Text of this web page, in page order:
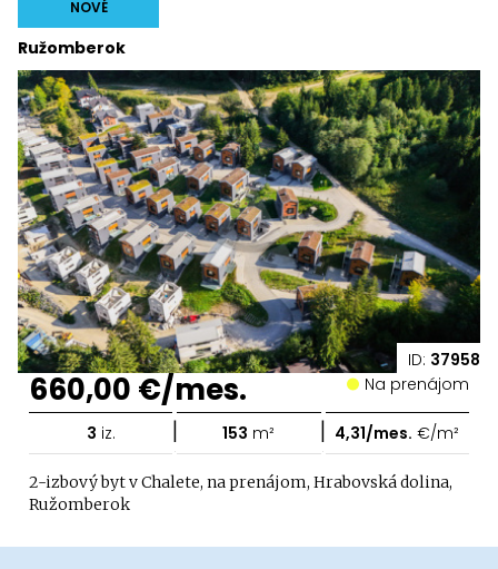
ID: 37958
Ružomberok
NOVÉ
660,00 €/mes. Na prenájom
3 iz. | 153 m² | 4,31/mes. €/m²
2-izbový byt v Chalete, na prenájom, Hrabovská dolina,
Ružomberok